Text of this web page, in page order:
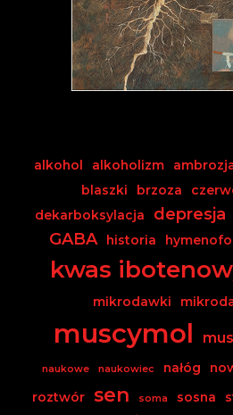
alkohol alkoholizm
blaszki brzoza
dekarboksylacja depresja
GABA historia
kwas
mikrodawki
muscymol
naukowe naukowiec nałóg
roztwór sen soma sosna